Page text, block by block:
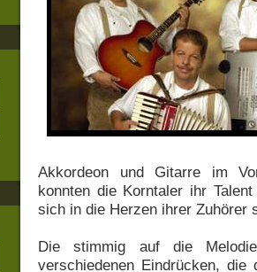
Akkordeon und Gitarre im
konnten die Korntaler ihr
sich in die Herzen ihrer Zuhörer
Die stimmig auf die
verschiedenen Eindrücken,